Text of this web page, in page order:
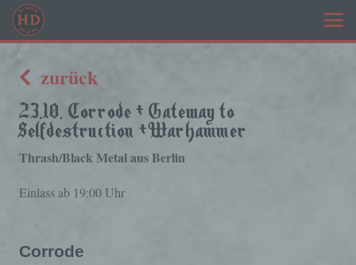
zurück
23.10. Corrode + Gateway to
Selfdestruction + Warhammer
Thrash/Black Metal aus Berlin
Einlass ab 19:00 Uhr
Corrode